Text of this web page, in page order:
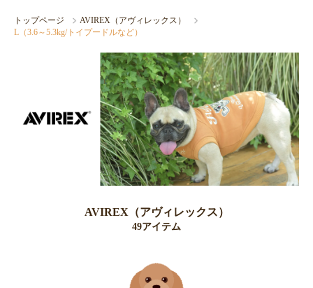
トップページ
AVIREX（アヴィレックス）
L（3.6～5.3kg/トイプードルなど）
AVIREX（アヴィレックス）
49アイテム